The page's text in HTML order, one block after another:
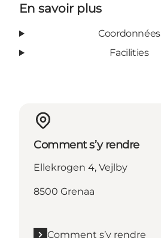
En savoir plus
Coordonnées
Facilities
Comment s’y rendre
Ellekrogen 4, Vejlby
8500 Grenaa
Comment s’y rendre